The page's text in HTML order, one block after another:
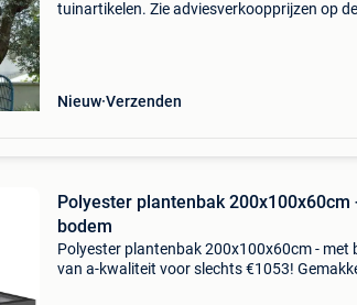
tuinartikelen. Zie adviesverkoopprijzen op de
Nieuw Verzenden
Polyester plantenbak 200x100x60cm
bodem
Polyester plantenbak 200x100x60cm - met
van a-kwaliteit voor slechts €1053!